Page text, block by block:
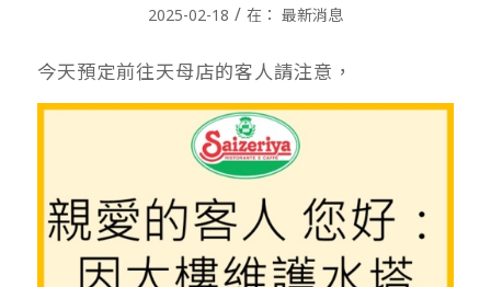
2025-02-18 / 在： 最新消息
今天預定前往天母店的客人請注意，